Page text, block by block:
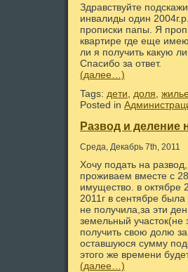
Здравствуйте
инвалиды один
прописки папы. Я
квартире где еще
ли я получить какую
Спасибо за ответ.
(далее…)
Tags: дети доля жилье
Posted in
Развод и деление
Среда, Декабрь 7th, 2011
Хочу подать на
проживаем вместе с
имущество. в октябре
2011г в сентябре
не получила,за эти
земельный
получить свою долю
оставшуюся сумму
этого же времени
(далее…)